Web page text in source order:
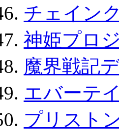
チェイン
神姫プロ
魔界戦記
エバーテ
プリスト